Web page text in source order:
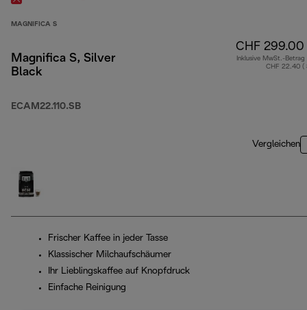
MAGNIFICA S
Magnifica S, Silver
Black
ECAM22.110.SB
CHF 299.00
Inklusive MwSt.-Betrag
CHF 22.40 (
Vergleichen
Frischer Kaffee in jeder Tasse
Klassischer Milchaufschäumer
Ihr Lieblingskaffee auf Knopfdruck
Einfache Reinigung